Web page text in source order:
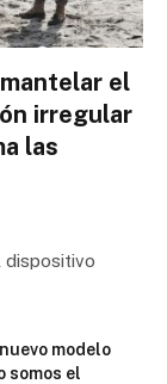
el
irregular
las
dispositivo
modelo
somos el